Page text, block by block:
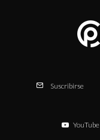
Suscribirse
YouTube